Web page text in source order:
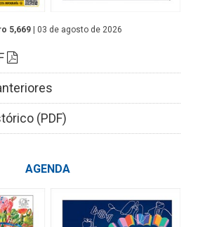
5,669 | 03 de agosto de 2026
(PDF)
AGENDA